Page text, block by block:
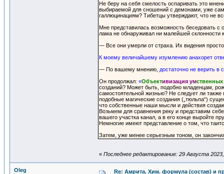
Не беру на себя смелость оспаривать это
выбираемой для сношений с демонами, уже
галлюцинациям? Тибетцы утверждают, что не
Мне представилась возможность беседовать
лама не обнаруживал ни малейшей
— Все они умерли от страха. Их видения
К моему величайшему изумлению анахорет
— По вашему мнению, достаточно не верить в
Он продолжал: «Объективизация умственных
созданий? Может быть, подобно младенцам,
самостоятельной жизнью? Не следует ли
подобные магические создания („тюльпа“)
что собственные наши мысли и действия
Возьмем для сравнения реку и представим
вашего участка канал, а в его конце выройте
Немногие имеют представление о том, что
Затем, уже менее серьезным тоном, он
« Последнее редактирование: 29 Августа
Oleg
Re: Амрита. Хим. формула (состав) и